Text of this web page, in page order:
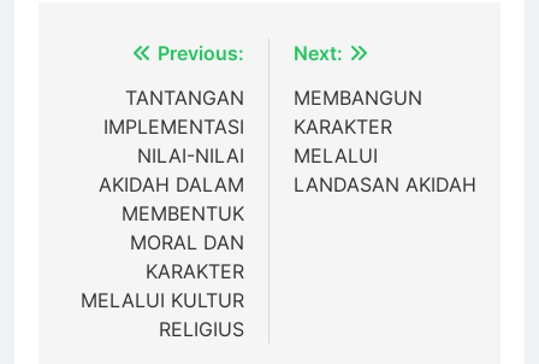
navigation
Previous:
TANTANGAN
IMPLEMENTASI
NILAI-NILAI
AKIDAH DALAM
MEMBENTUK
MORAL DAN
KARAKTER
MELALUI KULTUR
RELIGIUS
Next:
MEMBANGUN
KARAKTER
MELALUI
LANDASAN AKIDAH